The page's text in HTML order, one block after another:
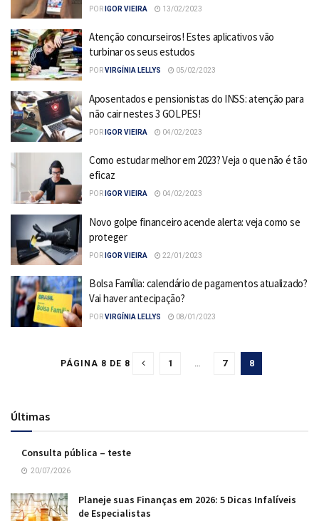
POR IGOR VIEIRA 13/02/2023
Atenção concurseiros! Estes aplicativos vão
turbinar os seus estudos
PORVIRGÍNIA LELLYS 05/02/2023
Aposentados e pensionistas do INSS: atenção para
não cair nestes 3 GOLPES!
POR IGOR VIEIRA 04/02/2023
Como estudar melhor em 2023? Veja o que não é tão
eficaz
POR IGOR VIEIRA 04/02/2023
Novo golpe financeiro acende alerta: veja como se
proteger
POR IGOR VIEIRA 22/01/2023
Bolsa Família: calendário de pagamentos atualizado?
Vai haver antecipação?
PORVIRGÍNIA LELLYS 08/01/2023
PÁGINA 8 DE 8 1 7 8
Últimas
Consulta pública – teste
20/07/2026
Planeje suas Finanças em 2026: 5 Dicas Infalíveis
de Especialistas